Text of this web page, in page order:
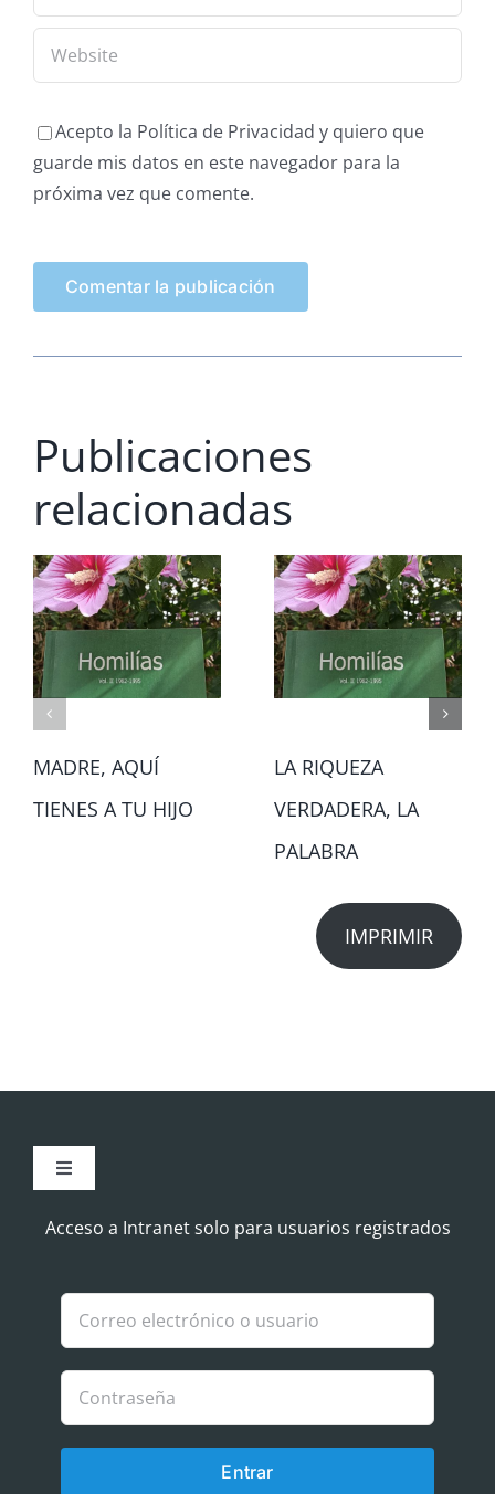
Acepto la Política de Privacidad y quiero que
guarde mis datos en este navegador para la
próxima vez que comente.
Publicaciones
relacionadas
MADRE, AQUÍ
TIENES A TU HIJO
LA RIQUEZA
VERDADERA, LA
PALABRA
IMPRIMIR
Toggle
Aviso Legal
Política de Cookies
Política de privacidad
Acceso a Intranet solo para usuarios registrados
Entrar